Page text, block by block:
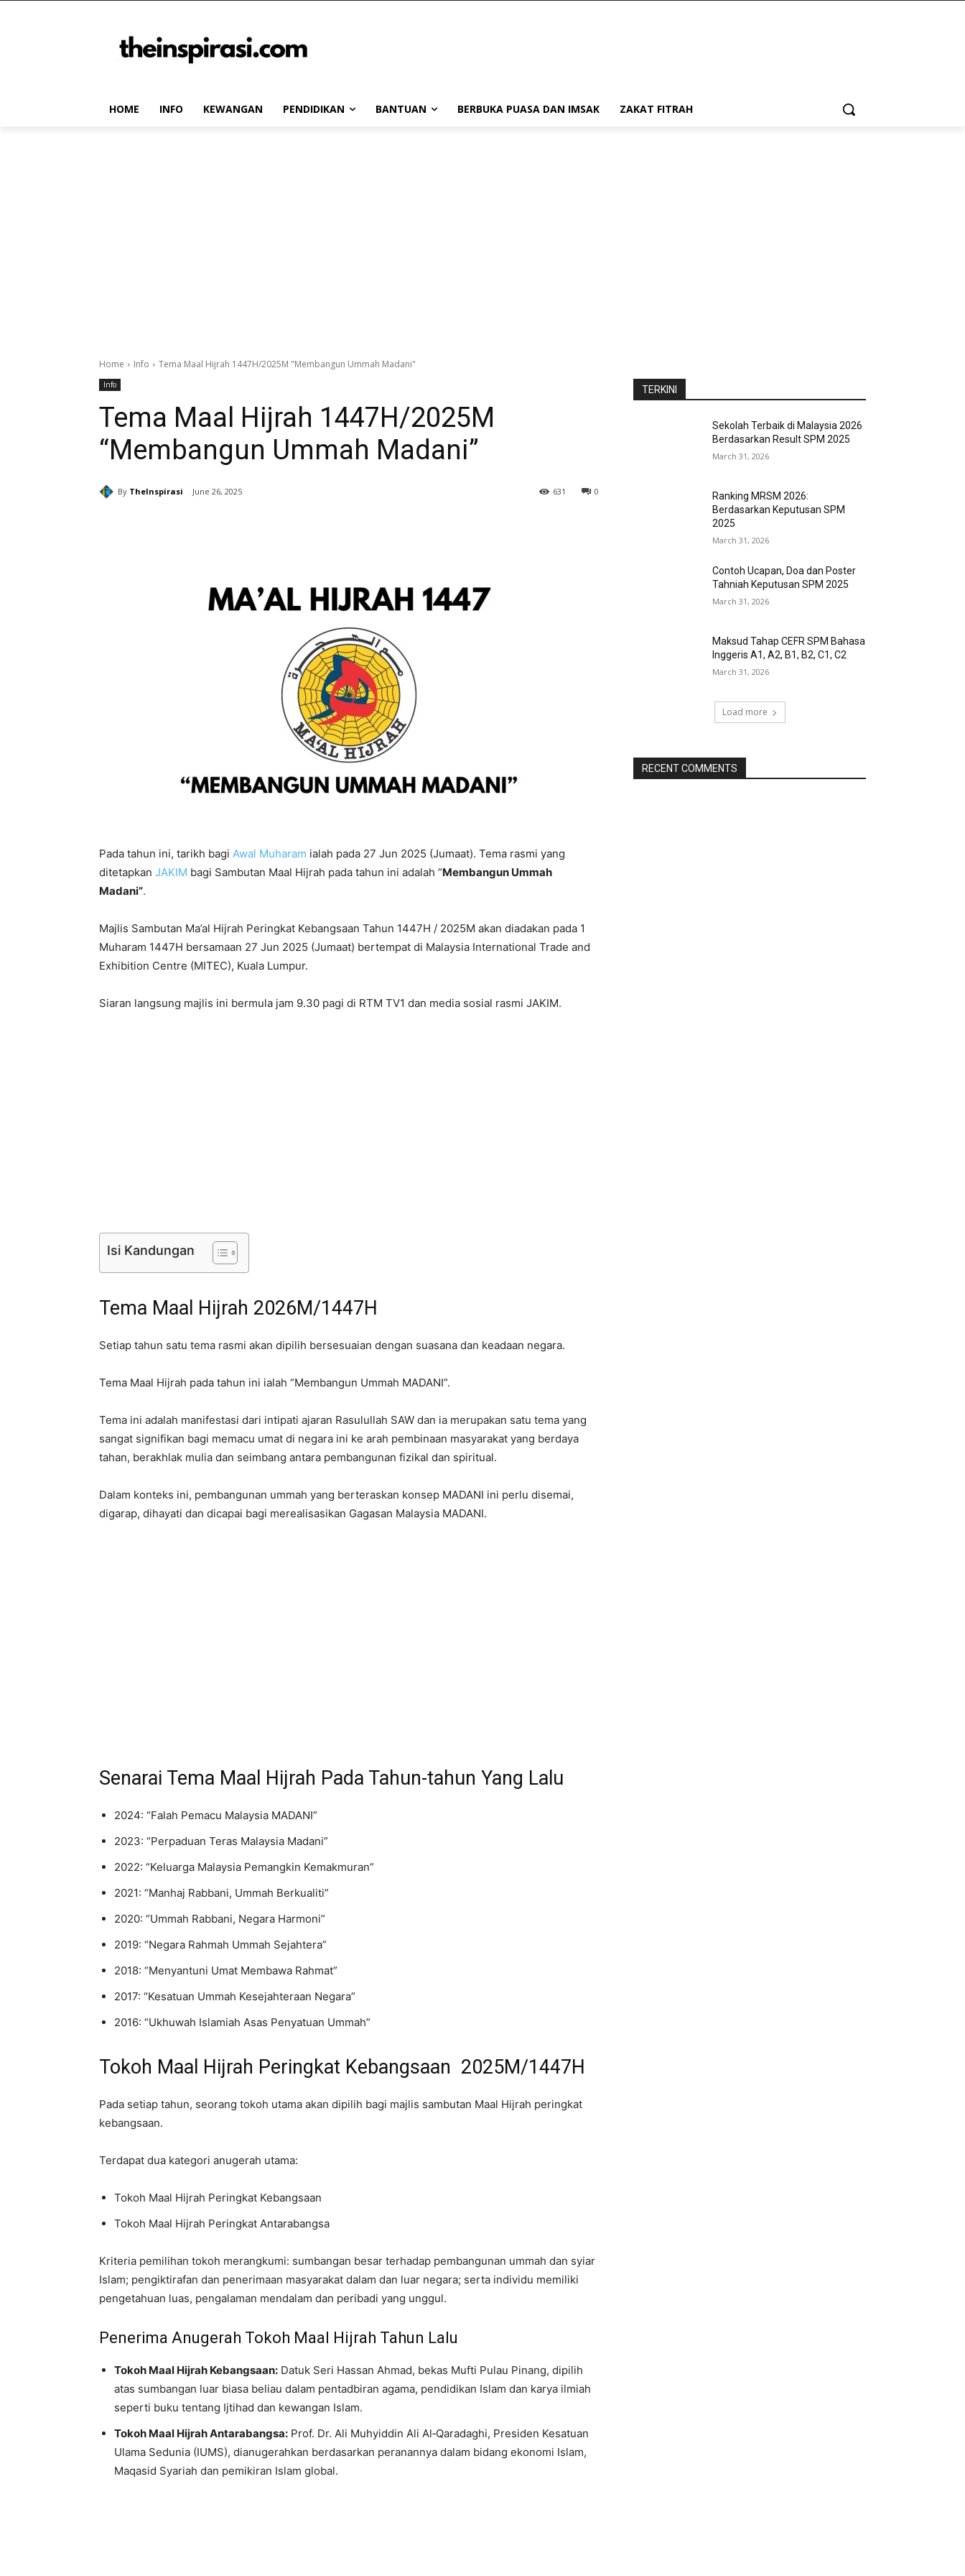
HOME INFO KEWANGAN PENDIDIKAN BANTUAN BERBUKA PUASA DAN IMSAK ZAKAT FITRAH
Home Info Tema Maal Hijrah 1447H/2025M "Membangun Ummah Madani"
Info
Tema Maal Hijrah 1447H/2025M
“Membangun Ummah Madani”
By TheInspirasi June 26, 2025 0
631
Pada tahun ini, tarikh bagi Awal Muharam ialah pada 27 Jun 2025 (Jumaat). Tema rasmi yang
ditetapkan JAKIM bagi Sambutan Maal Hijrah pada tahun ini adalah “Membangun Ummah
Madani”.
Majlis Sambutan Ma’al Hijrah Peringkat Kebangsaan Tahun 1447H / 2025M akan diadakan pada 1
Muharam 1447H bersamaan 27 Jun 2025 (Jumaat) bertempat di Malaysia International Trade and
Exhibition Centre (MITEC), Kuala Lumpur.
Siaran langsung majlis ini bermula jam 9.30 pagi di RTM TV1 dan media sosial rasmi JAKIM.
Isi Kandungan
Tema Maal Hijrah 2026M/1447H
Setiap tahun satu tema rasmi akan dipilih bersesuaian dengan suasana dan keadaan negara.
Tema Maal Hijrah pada tahun ini ialah “Membangun Ummah MADANI”.
Tema ini adalah manifestasi dari intipati ajaran Rasulullah SAW dan ia merupakan satu tema yang
sangat signifikan bagi memacu umat di negara ini ke arah pembinaan masyarakat yang berdaya
tahan, berakhlak mulia dan seimbang antara pembangunan fizikal dan spiritual.
Dalam konteks ini, pembangunan ummah yang berteraskan konsep MADANI ini perlu disemai,
digarap, dihayati dan dicapai bagi merealisasikan Gagasan Malaysia MADANI.
Senarai Tema Maal Hijrah Pada Tahun-tahun Yang Lalu
2024: “Falah Pemacu Malaysia MADANI”
2023: “Perpaduan Teras Malaysia Madani”
2022: “Keluarga Malaysia Pemangkin Kemakmuran”
2021: “Manhaj Rabbani, Ummah Berkualiti”
2020: “Ummah Rabbani, Negara Harmoni”
2019: “Negara Rahmah Ummah Sejahtera”
2018: “Menyantuni Umat Membawa Rahmat”
2017: “Kesatuan Ummah Kesejahteraan Negara”
2016: “Ukhuwah Islamiah Asas Penyatuan Ummah”
Tokoh Maal Hijrah Peringkat Kebangsaan 2025M/1447H
Pada setiap tahun, seorang tokoh utama akan dipilih bagi majlis sambutan Maal Hijrah peringkat
kebangsaan.
Terdapat dua kategori anugerah utama:
Tokoh Maal Hijrah Peringkat Kebangsaan
Tokoh Maal Hijrah Peringkat Antarabangsa
Kriteria pemilihan tokoh merangkumi: sumbangan besar terhadap pembangunan ummah dan syiar
Islam; pengiktirafan dan penerimaan masyarakat dalam dan luar negara; serta individu memiliki
pengetahuan luas, pengalaman mendalam dan peribadi yang unggul.
Penerima Anugerah Tokoh Maal Hijrah Tahun Lalu
Tokoh Maal Hijrah Kebangsaan: Datuk Seri Hassan Ahmad, bekas Mufti Pulau Pinang, dipilih
atas sumbangan luar biasa beliau dalam pentadbiran agama, pendidikan Islam dan karya ilmiah
seperti buku tentang Ijtihad dan kewangan Islam.
Tokoh Maal Hijrah Antarabangsa: Prof. Dr. Ali Muhyiddin Ali Al‑Qaradaghi, Presiden Kesatuan
Ulama Sedunia (IUMS), dianugerahkan berdasarkan peranannya dalam bidang ekonomi Islam,
Maqasid Syariah dan pemikiran Islam global.
TERKINI
Sekolah Terbaik di Malaysia 2026
Berdasarkan Result SPM 2025
March 31, 2026
Ranking MRSM 2026:
Berdasarkan Keputusan SPM
2025
March 31, 2026
Contoh Ucapan, Doa dan Poster
Tahniah Keputusan SPM 2025
March 31, 2026
Maksud Tahap CEFR SPM Bahasa
Inggeris A1, A2, B1, B2, C1, C2
March 31, 2026
Load more
RECENT COMMENTS